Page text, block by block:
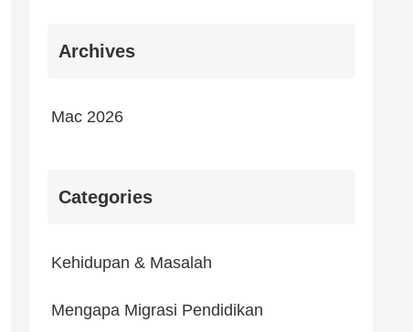
Archives
Mac 2026
Categories
Kehidupan & Masalah
Mengapa Migrasi Pendidikan